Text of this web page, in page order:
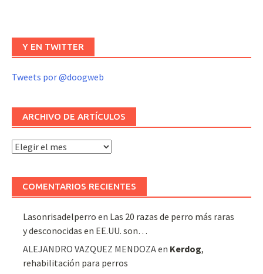
Y EN TWITTER
Tweets por @doogweb
ARCHIVO DE ARTÍCULOS
Archivo
artículos
COMENTARIOS RECIENTES
Lasonrisadelperro en Las 20 razas de perro más raras
y desconocidas en EE.UU. son…
ALEJANDRO VAZQUEZ MENDOZAen Kerdog,
rehabilitación para perros